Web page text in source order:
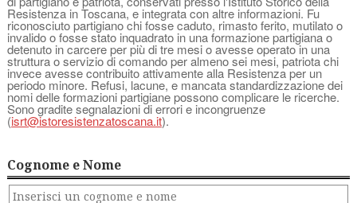
Resistenza in Toscana, e integrata con altre informazioni. Fu
riconosciuto partigiano chi fosse caduto, rimasto ferito, mutilato o
invalido o fosse stato inquadrato in una formazione partigiana o
detenuto in carcere per più di tre mesi o avesse operato in una
struttura o servizio di comando per almeno sei mesi, patriota chi
invece avesse contribuito attivamente alla Resistenza per un
periodo minore. Refusi, lacune, e mancata standardizzazione dei
nomi delle formazioni partigiane possono complicare le ricerche.
Sono gradite segnalazioni di errori e incongruenze
(isrt@istoresistenzatoscana.it).
Cognome e Nome